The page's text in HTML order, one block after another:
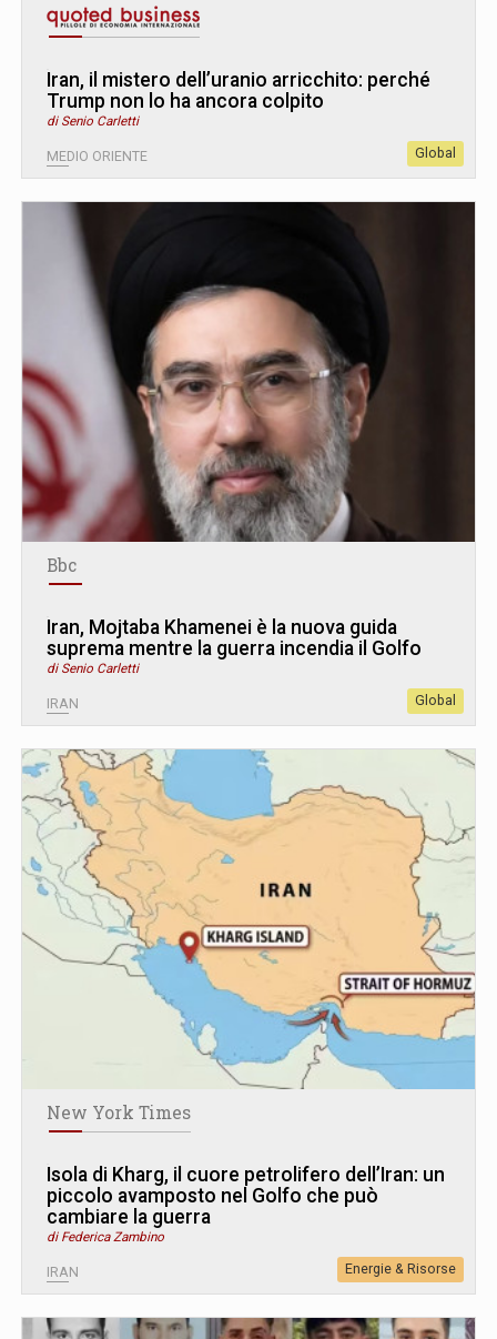
Iran, il mistero dell’uranio arricchito: perché
Trump non lo ha ancora colpito
di Senio Carletti
MEDIO ORIENTE Global
Bbc
Iran, Mojtaba Khamenei è la nuova guida
suprema mentre la guerra incendia il Golfo
di Senio Carletti
IRAN Global
New York Times
Isola di Kharg, il cuore petrolifero dell’Iran: un
piccolo avamposto nel Golfo che può
cambiare la guerra
di Federica Zambino
IRAN Energie & Risorse